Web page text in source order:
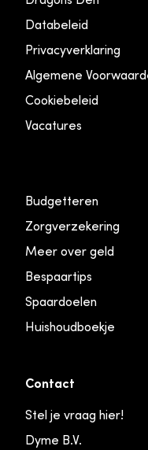
Databeleid
Privacyverklaring
Algemene
Cookiebeleid
Vacatures
Budgetteren
Zorgverzekering
Meer over geld
Bespaartips
Spaardoelen
Huishoudboekje
Contact
Stel je vraag hier!
Dyme B.V.